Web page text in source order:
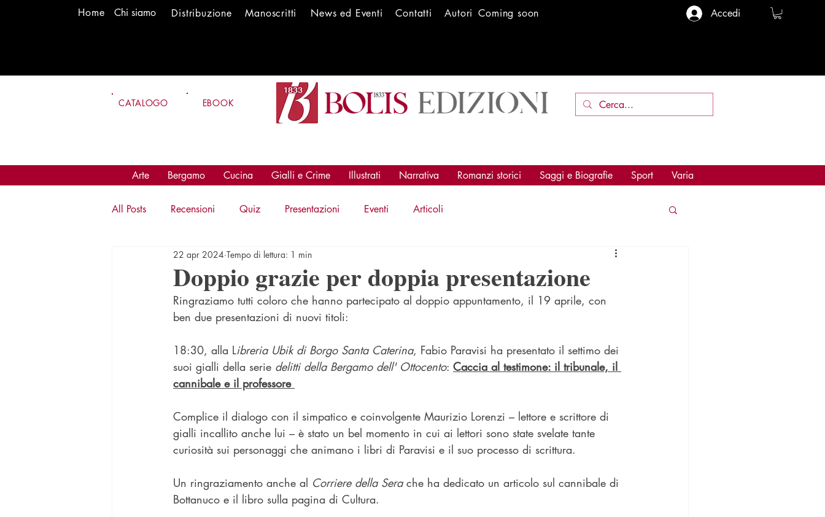
Home Chi siamo Distribuzione Manoscritti News ed Eventi Contatti Autori Coming soon Accedi
CATALOGO EBOOK
Arte Bergamo Cucina Gialli e Crime Illustrati Narrativa Romanzi storici Saggi e Biografie Sport Varia
All Posts Recensioni Quiz Presentazioni Eventi Articoli
Doppio grazie per doppia presentazione
22 apr 2024 Tempo di lettura: 1 min
Ringraziamo tutti coloro che hanno partecipato al doppio appuntamento, il 19 aprile, con
ben due presentazioni di nuovi titoli:
18:30, alla Libreria Ubik di Borgo Santa Caterina, Fabio Paravisi ha presentato il settimo dei
suoi gialli della serie delitti della Bergamo dell' Ottocento: Caccia al testimone: il tribunale, il
cannibale e il professore
Complice il dialogo con il simpatico e coinvolgente Maurizio Lorenzi – lettore e scrittore di
gialli incallito anche lui – è stato un bel momento in cui ai lettori sono state svelate tante
curiosità sui personaggi che animano i libri di Paravisi e il suo processo di scrittura.
Un ringraziamento anche al Corriere della Sera che ha dedicato un articolo sul cannibale di
Bottanuco e il libro sulla pagina di Cultura.